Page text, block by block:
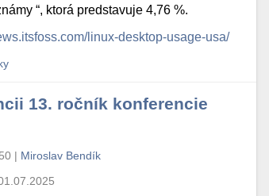
usr/local/bin/carp-up.sh --
“, ktorá predstavuje 4,76 %.
linux-desktop-usage-usa/
13. ročník konferencie
| Miroslav Bendík